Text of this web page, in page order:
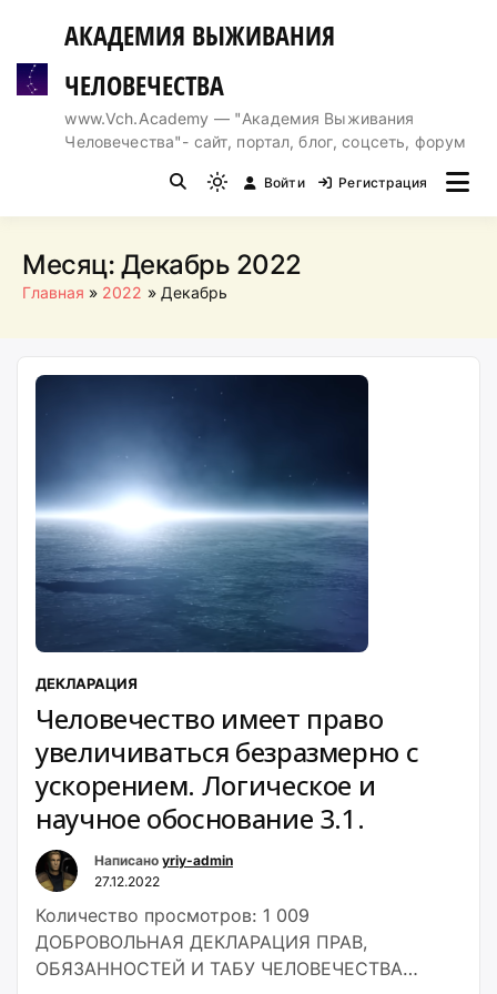
содержимому
АКАДЕМИЯ ВЫЖИВАНИЯ
ЧЕЛОВЕЧЕСТВА
www.Vch.Academy — "Академия Выживания
Человечества"- сайт, портал, блог, соцсеть, форум
Light
mode
(click
to
switch
Войти Регистрация
Месяц: Декабрь 2022
Главная 2022 Декабрь
ДЕКЛАРАЦИЯ
Человечество имеет право
увеличиваться безразмерно с
ускорением. Логическое и
научное обоснование 3.1.
Написано yriy-admin
27.12.2022
Количество просмотров: 1 009
ДОБРОВОЛЬНАЯ ДЕКЛАРАЦИЯ ПРАВ,
ОБЯЗАННОСТЕЙ И ТАБУ ЧЕЛОВЕЧЕСТВА